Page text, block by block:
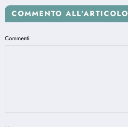
COMMENTO ALL'ARTICOLO
Commenti